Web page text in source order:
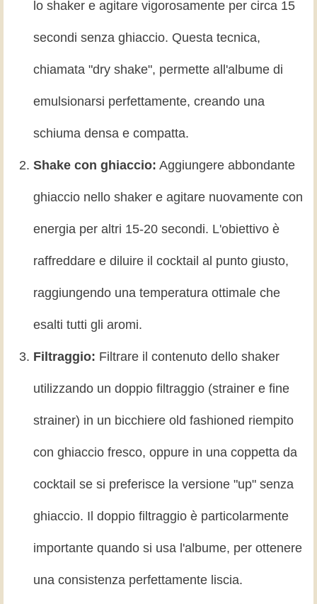
lo shaker e agitare vigorosamente per circa 15
secondi senza ghiaccio. Questa tecnica,
chiamata "dry shake", permette all'albume di
emulsionarsi perfettamente, creando una
schiuma densa e compatta.
Shake con ghiaccio: Aggiungere abbondante
ghiaccio nello shaker e agitare nuovamente con
energia per altri 15-20 secondi. L'obiettivo è
raffreddare e diluire il cocktail al punto giusto,
raggiungendo una temperatura ottimale che
esalti tutti gli aromi.
Filtraggio: Filtrare il contenuto dello shaker
utilizzando un doppio filtraggio (strainer e fine
strainer) in un bicchiere old fashioned riempito
con ghiaccio fresco, oppure in una coppetta da
cocktail se si preferisce la versione "up" senza
ghiaccio. Il doppio filtraggio è particolarmente
importante quando si usa l'albume, per ottenere
una consistenza perfettamente liscia.